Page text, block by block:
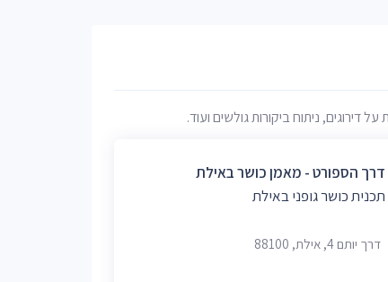
ניתוח ביקורות גולשים ועוד.
דרך הספורט - מאמן כושר באילת
תכנית כושר גופני באילת
דרך יותם 4, אילת, 88100